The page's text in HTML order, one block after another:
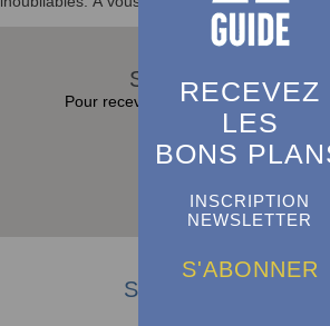
RECEVEZ
LES
BONS
INSCRIPTION
NEWSLETTER
S'ABONNER
S'abonner à la
Pour recevoir toutes les actualités et
Guide dans sa boite e-
Suivez-nous sur